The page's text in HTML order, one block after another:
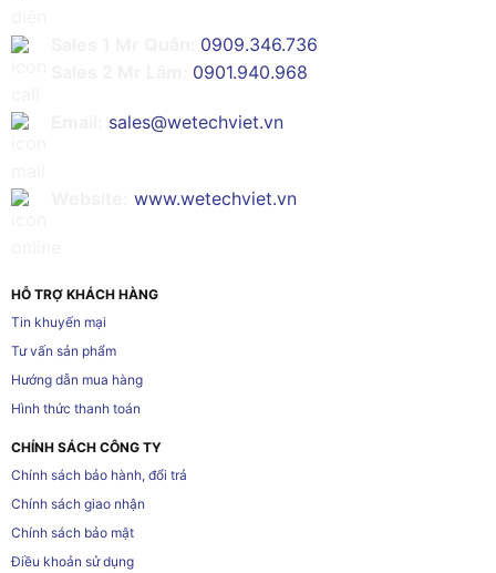
0909.346.736
0901.940.968
sales@wetechviet.vn
www.wetechviet.vn
HỖ TRỢ KHÁCH HÀNG
Tin khuyến mại
Tư vấn sản phẩm
Hướng dẫn mua hàng
Hình thức thanh toán
CHÍNH SÁCH CÔNG TY
Chính sách bảo hành, đổi trả
Chính sách giao nhận
Chính sách bảo mật
Điều khoản sử dụng